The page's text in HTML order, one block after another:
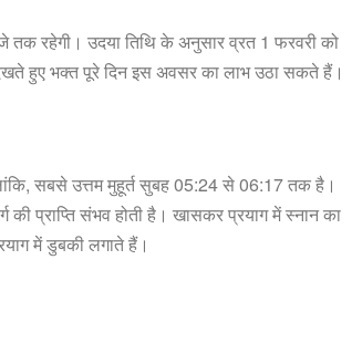
तक रहेगी। उदया तिथि के अनुसार व्रत 1 फरवरी को
हुए भक्त पूरे दिन इस अवसर का लाभ उठा सकते हैं।
सबसे उत्तम मुहूर्त सुबह 05:24 से 06:17 तक है।
प्राप्ति संभव होती है। खासकर प्रयाग में स्नान का
में डुबकी लगाते हैं।